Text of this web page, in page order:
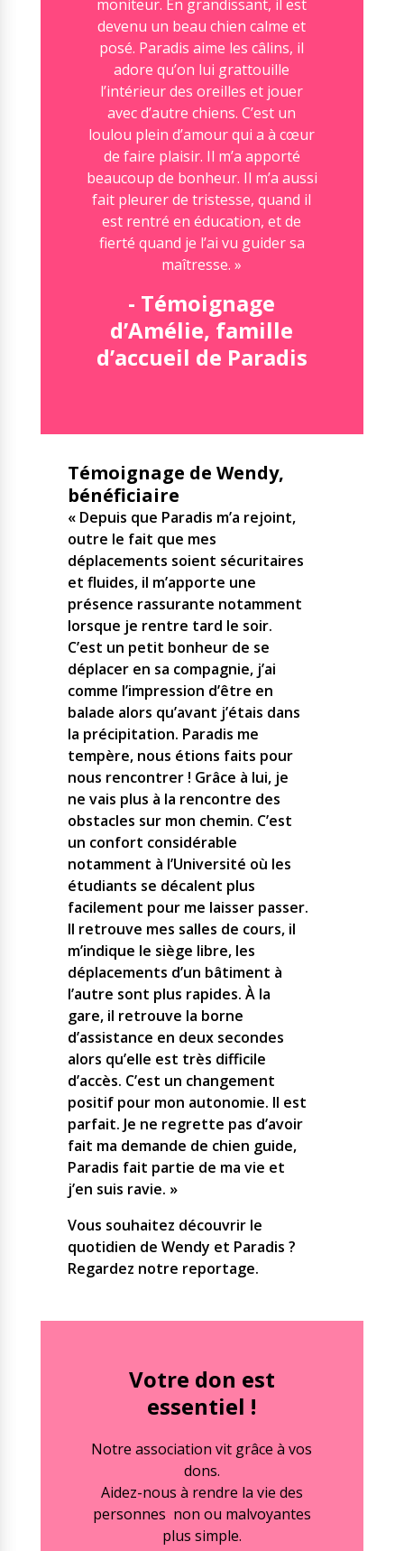
moniteur. En grandissant, il est
devenu un beau chien calme et
posé. Paradis aime les câlins, il
adore qu’on lui grattouille
l’intérieur des oreilles et jouer
avec d’autre chiens. C’est un
loulou plein d’amour qui a à cœur
de faire plaisir. Il m’a apporté
beaucoup de bonheur. Il m’a aussi
fait pleurer de tristesse, quand il
est rentré en éducation, et de
fierté quand je l’ai vu guider sa
maîtresse. »
- Témoignage
d’Amélie, famille
d’accueil de Paradis
Témoignage de Wendy,
bénéficiaire
« Depuis que Paradis m’a rejoint,
outre le fait que mes
déplacements soient sécuritaires
et fluides, il m’apporte une
présence rassurante notamment
lorsque je rentre tard le soir.
C’est un petit bonheur de se
déplacer en sa compagnie, j’ai
comme l’impression d’être en
balade alors qu’avant j’étais dans
la précipitation. Paradis me
tempère, nous étions faits pour
nous rencontrer ! Grâce à lui, je
ne vais plus à la rencontre des
obstacles sur mon chemin. C’est
un confort considérable
notamment à l’Université où les
étudiants se décalent plus
facilement pour me laisser passer.
Il retrouve mes salles de cours, il
m’indique le siège libre, les
déplacements d’un bâtiment à
l’autre sont plus rapides. À la
gare, il retrouve la borne
d’assistance en deux secondes
alors qu’elle est très difficile
d’accès. C’est un changement
positif pour mon autonomie. Il est
parfait. Je ne regrette pas d’avoir
fait ma demande de chien guide,
Paradis fait partie de ma vie et
j’en suis ravie. »
Vous souhaitez découvrir le
quotidien de Wendy et Paradis ?
Regardez notre reportage.
Votre don est
essentiel !
Notre association vit grâce à vos
dons.
Aidez-nous à rendre la vie des
personnes non ou malvoyantes
plus simple.